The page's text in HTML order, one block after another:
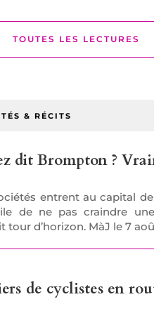
TOUTES LES LECTURES
& RÉCITS
dit Brompton ?
entrent au capital
de ne pas craindre
tour d’horizon. MàJ le 7
de cyclistes en